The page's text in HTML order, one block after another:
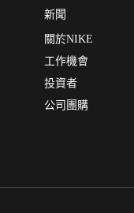
新聞
關於NIKE
工作機會
投資者
公司團購